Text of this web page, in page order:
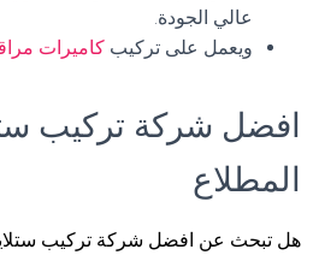
عالي الجودة.
ويعمل على تركيب كاميرات
افضل شركة تركيب
المطلاع
هل تبحث عن افضل شركة تركيب